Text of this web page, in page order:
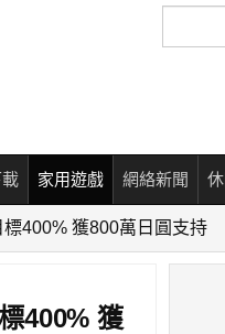
尋
家用遊戲 網絡新聞
400% 獲800萬日圓支持
400% 獲